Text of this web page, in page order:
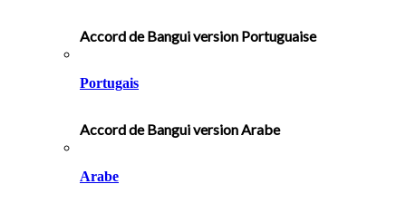
Accord de Bangui version Portuguaise
Portugais
Accord de Bangui version Arabe
Arabe